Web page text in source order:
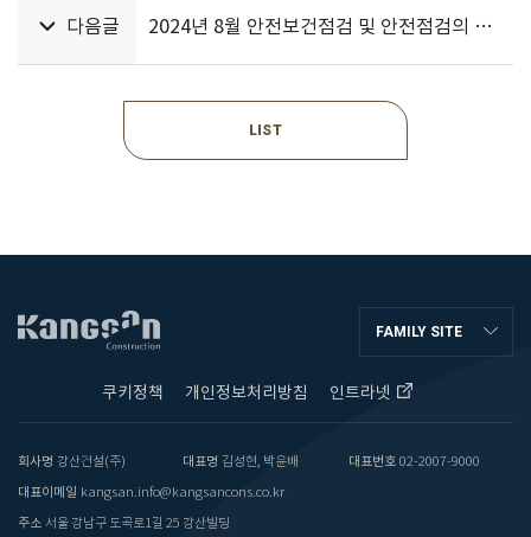
다음글 2024년 8월 안전보건점검 및 안전점검의 날 행사
LIST
FAMILY SITE
쿠키정책 개인정보처리방침 인트라넷
회사명 강산건설(주) 대표명 김성현, 박윤배 대표번호 02-2007-9000
대표이메일 kangsan.info@kangsancons.co.kr
주소 서울 강남구 도곡로1길 25 강산빌딩